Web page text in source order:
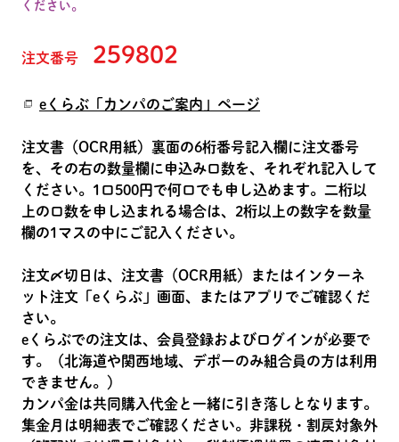
ください。
注文番号 259802
eくらぶ「カンパのご案内」ページ
注文書（OCR用紙）裏面の6桁番号記入欄に注文番号
を、その右の数量欄に申込み口数を、それぞれ記入して
ください。1口500円で何口でも申し込めます。二桁以
上の口数を申し込まれる場合は、2桁以上の数字を数量
欄の1マスの中にご記入ください。
注文〆切日は、注文書（OCR用紙）またはインターネ
ット注文「eくらぶ」画面、またはアプリでご確認くだ
さい。
eくらぶでの注文は、会員登録およびログインが必要で
す。（北海道や関西地域、デポーのみ組合員の方は利用
できません。）
カンパ金は共同購入代金と一緒に引き落しとなります。
集金月は明細表でご確認ください。非課税・割戻対象外